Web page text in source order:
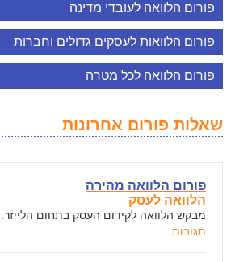
פורום הלוואה לעובדי מדינה
פורום הלוואות לעסקים גדולים וחברות
פורום הלוואה לכל מטרה
שאלות פורום אחרונות
פורום הלוואה מהירה
הלוואה לעסק
מבקש הלוואה לקידום העסק בתחום הלייזר...
תגובות